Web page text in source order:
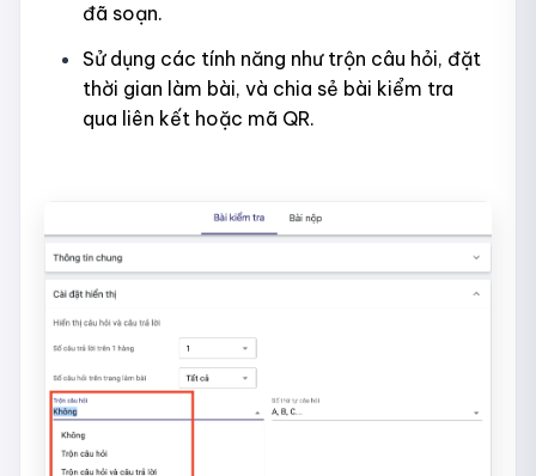
đã soạn.​
Sử dụng các tính năng như trộn câu hỏi, đặt
thời gian làm bài, và chia sẻ bài kiểm tra
qua liên kết hoặc mã QR.​